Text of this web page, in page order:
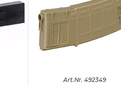
Art.Nr. 492349